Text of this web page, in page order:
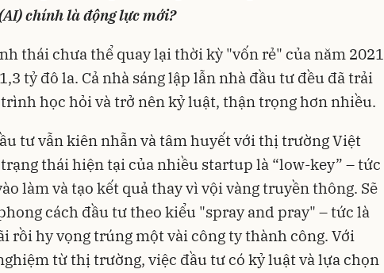
chính là động lực mới?
thái chưa thể quay lại thời kỳ "vốn rẻ" của năm 2021
tỷ đô la. Cả nhà sáng lập lẫn nhà đầu tư đều đã trải
học hỏi và trở nên kỷ luật, thận trọng hơn nhiều.
tư vẫn kiên nhẫn và tâm huyết với thị trường Việt
thái hiện tại của nhiều startup là “low-key” – tức
làm và tạo kết quả thay vì vội vàng truyền thông. Sẽ
cách đầu tư theo kiểu "spray and pray" – tức là
rồi hy vọng trúng một vài công ty thành công. Với
từ thị trường, việc đầu tư có kỷ luật và lựa chọn